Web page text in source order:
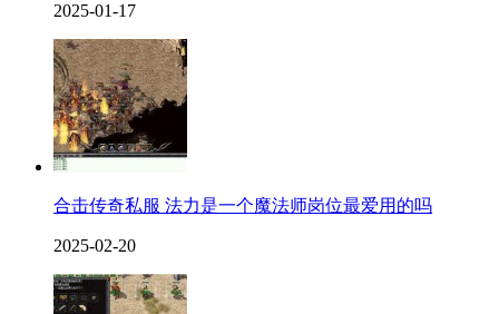
2025-01-17
合击传奇私服 法力是一个魔法师岗位最爱用的吗
2025-02-20